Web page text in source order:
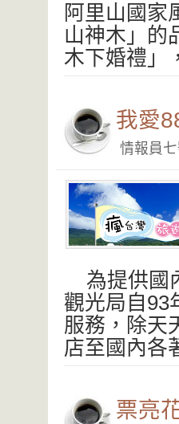
阿里山國家
山神木」的
木下婚禮」
我愛
情報員
為提供國
觀光局自93
服務，除天
店至國內各
票亮